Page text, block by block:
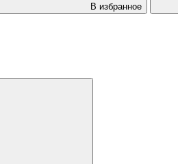
В избранное